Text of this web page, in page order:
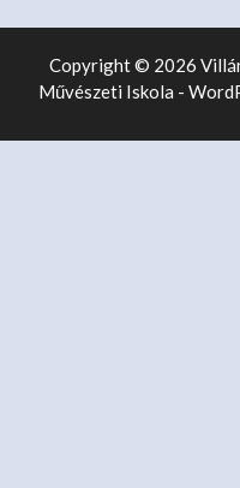
Copyright © 2026
Művészeti Iskola -